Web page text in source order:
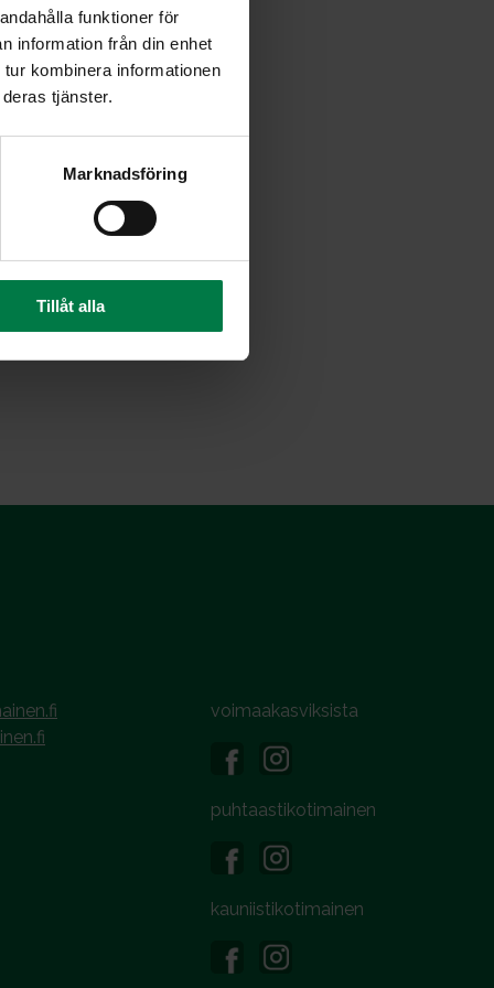
funktioner för
information från din enhet
kombinera informationen
tjänster.
Marknadsföring
Tillåt alla
ja paista aineksia
kasvisten päälle.
voimaakasviksista
puhtaastikotimainen
kauniistikotimainen